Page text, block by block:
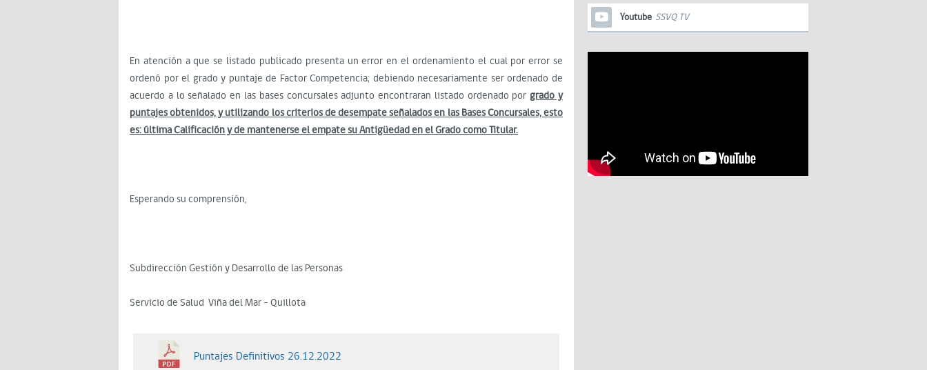
En atención a que se listado publicado presenta un error en el ordenamiento el cual por error se
ordenó por el grado y puntaje de Factor Competencia; debiendo necesariamente ser ordenado de
acuerdo a lo señalado en las bases concursales adjunto encontraran listado ordenado porgrado y
puntajes obtenidos, y utilizando los criterios de desempate señalados en las Bases Concursales, esto
es: última Calificación y de mantenerse el empate su Antigüedad en el Grado como Titular.
Esperando su comprensión,
Subdirección Gestión y Desarrollo de las Personas
Servicio de Salud Viña del Mar – Quillota
Puntajes Definitivos 26.12.2022
Youtube SSVQ TV